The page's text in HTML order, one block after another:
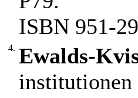
ISBN 951-
4. Ewalds-
institutionen